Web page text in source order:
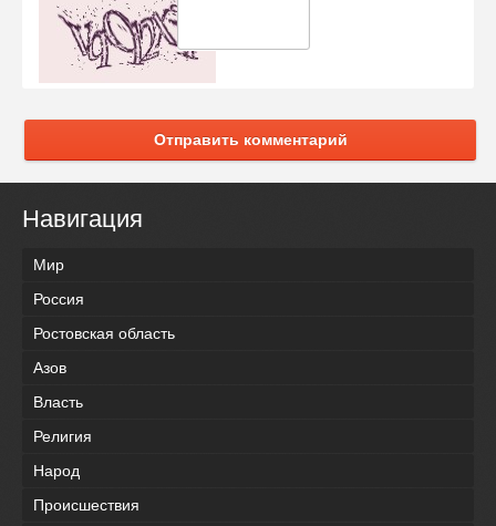
Отправить комментарий
Навигация
Мир
Россия
Ростовская область
Азов
Власть
Религия
Народ
Происшествия